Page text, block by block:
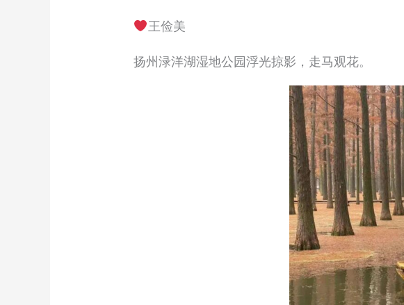
王俭美
扬州渌洋湖湿地公园浮光掠影，走马观花。